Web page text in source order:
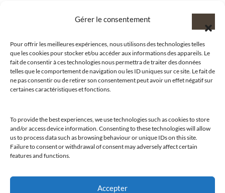
Gérer le consentement
Pour offrir les meilleures expériences, nous utilisons des technologies telles
que les cookies pour stocker et/ou accéder aux informations des appareils. Le
fait de consentir à ces technologies nous permettra de traiter des données
telles que le comportement de navigation ou les ID uniques sur ce site. Le fait de
ne pas consentir ou de retirer son consentement peut avoir un effet négatif sur
certaines caractéristiques et fonctions.
To provide the best experiences, we use technologies such as cookies to store
and/or access device information. Consenting to these technologies will allow
us to process data such as browsing behaviour or unique IDs on this site.
Failure to consent or withdrawal of consent may adversely affect certain
features and functions.
Accepter
@clubamilcar
LUXURY SELECTIONS BY CLUB AMILCAR